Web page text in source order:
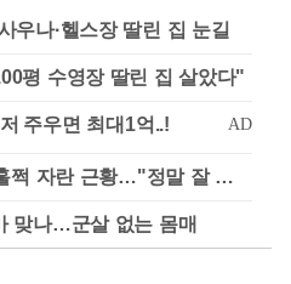
우나·헬스장 딸린 집 눈길
평 수영장 딸린 집 살았다"
'7번방' 예승이 갈소원, 훌쩍 자란 근황…"정말 잘 컸다"
맞나…군살 없는 몸매